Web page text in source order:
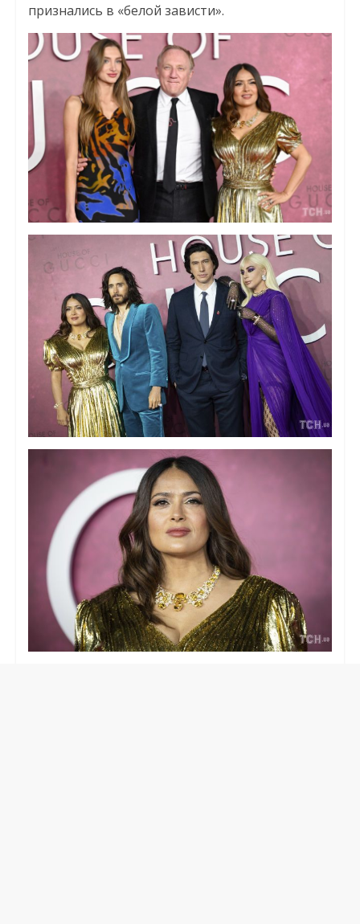
признались в «белой зависти».